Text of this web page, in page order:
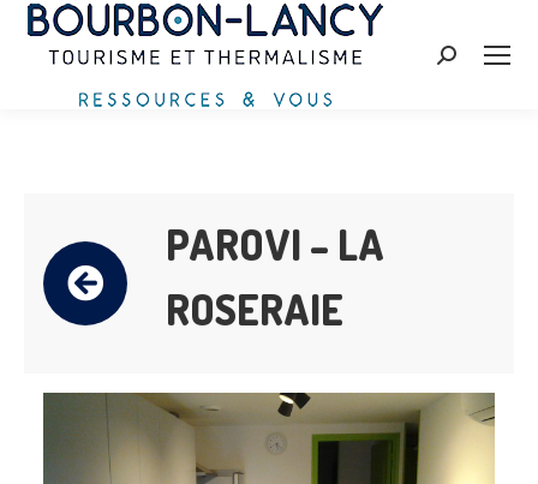
Recherche
PAROVI – LA
ROSERAIE